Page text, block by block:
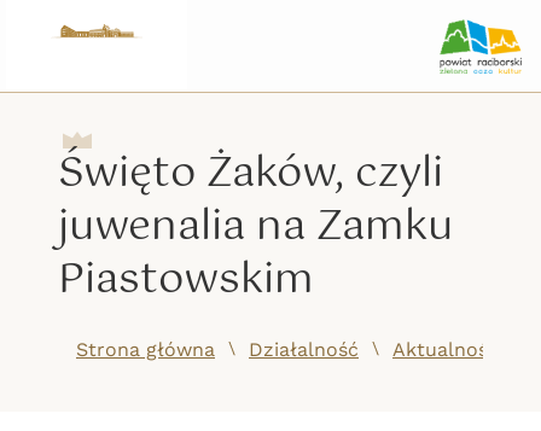
Święto Żaków, czyli
juwenalia na Zamku
Piastowskim
Strona główna /
Działalność Aktualności